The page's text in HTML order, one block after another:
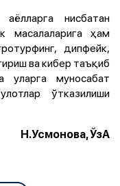
нисбатан
масалаларига ҳам
дипфейк,
ва кибер таъқиб
уларга муносабат
ўтказилиши
Н.Усмонова, ЎзА